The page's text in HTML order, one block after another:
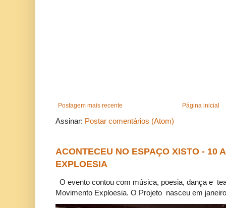
Postagem mais recente Página inicial
Assinar: Postar comentários (Atom)
ACONTECEU NO ESPAÇO XISTO - 10
EXPLOESIA
O evento contou com música, poesia, dança e
Movimento Exploesia. O Projeto nasceu em